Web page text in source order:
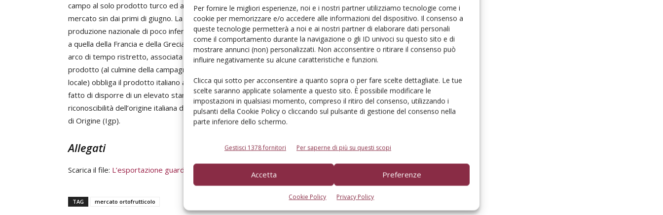
Per fornire le migliori esperienze, noi e i nostri partner utilizziamo tecnologie come i
cookie per memorizzare e/o accedere alle informazioni del dispositivo. Il consenso a
queste tecnologie permetterà a noi e ai nostri partner di elaborare dati personali
come il comportamento durante la navigazione o gli ID univoci su questo sito e di
mostrare annunci (non) personalizzati. Non acconsentire o ritirare il consenso può
influire negativamente su alcune caratteristiche e funzioni.
Clicca qui sotto per acconsentire a quanto sopra o per fare scelte dettagliate. Le tue
scelte saranno applicate solamente a questo sito. È possibile modificare le
impostazioni in qualsiasi momento, compreso il ritiro del consenso, utilizzando i
pulsanti della Cookie Policy o cliccando sul pulsante di gestione del consenso nella
parte inferiore dello schermo.
Gestisci 1378 fornitori Per saperne di più su questi scopi
Accetta Preferenze
Cookie Policy Privacy Policy
campo al solo prodotto turco ed alla produzione locale, comunque disponibile con continuità sul
mercato sin dai primi di giugno. La campagna commerciale si è poi conclusa con quotazioni della
produzione nazionale di poco inferiori ai 3 €/kg, un valore in linea con quello della Spagna, ma inferiore
a quella della Francia e della Grecia, entrambe a quota 3,8 €/kg. La disponibilità della ciliegia su un
arco di tempo ristretto, associata alla forte concorrenza degli altri Paesi ed all’abbondanza di
prodotto (al culmine della campagna erano 6-8 i Paesi che si sono contesi il mercato, inclusa l’offerta
locale) obbliga il prodotto italiano a cercare di sfruttare al meglio le opportunità che derivano dal
fatto di disporre di un elevato standard di qualità. In questa logica conviene affidarsi alla chiara
riconoscibilità dell’origine italiana del prodotto garantito dalla marca industriale o dalle Denominazioni
di Origine (Igp).
Allegati
Scarica il file: L’esportazione guarda a Est
TAG mercato ortofrutticolo